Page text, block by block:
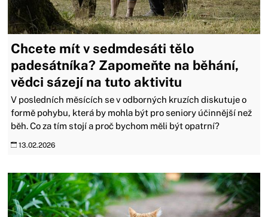
Chcete mít v sedmdesáti tělo
padesátníka? Zapomeňte na běhání,
vědci sázejí na tuto aktivitu
V posledních měsících se v odborných kruzích diskutuje o
formě pohybu, která by mohla být pro seniory účinnější než
běh. Co za tím stojí a proč bychom měli být opatrní?
13.02.2026